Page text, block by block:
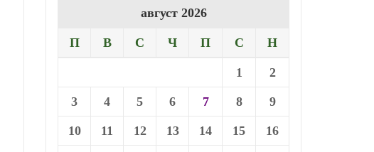
август 2026
П В С Ч П С Н
1 2
3 4 5 6 7 8 9
10 11 12 13 14 15 16